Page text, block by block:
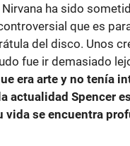
ha sido
que es
del disco. Unos
fue ir demasiado
era arte y no tenía
actualidad Spencer
vida se encuentra